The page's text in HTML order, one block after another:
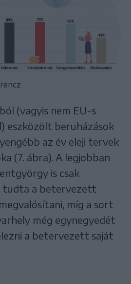
(vagyis nem EU-s
eszközölt beruházások
az év eleji tervek
(7. ábra). A legjobban
is csak
tudta a betervezett
míg a sort
még egynegyedét
a betervezett saját